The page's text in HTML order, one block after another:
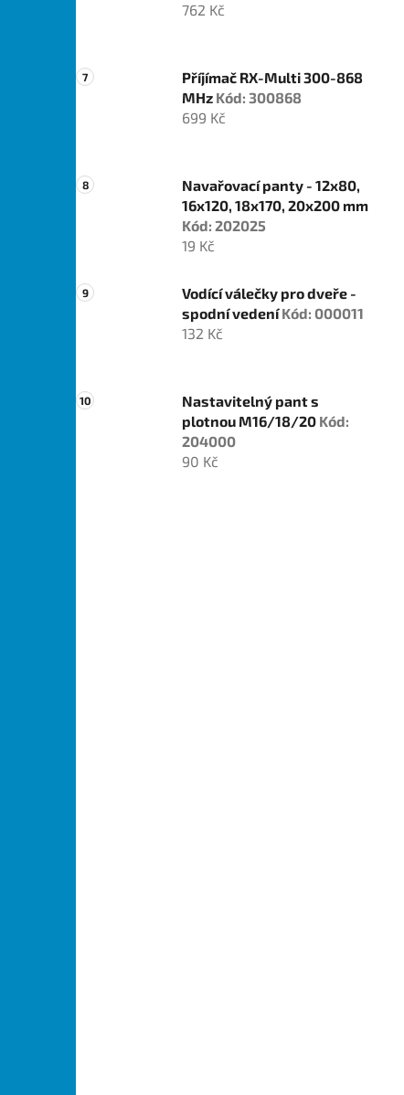
762 Kč
Příjímač RX-Multi 300-868
MHz Kód: 300868
699 Kč
Navařovací panty - 12x80,
16x120, 18x170, 20x200 mm
Kód: 202025
19 Kč
Vodící válečky pro dveře -
spodní vedeníKód: 000011
132 Kč
Nastavitelný pant s
plotnou M16/18/20 Kód:
204000
90 Kč